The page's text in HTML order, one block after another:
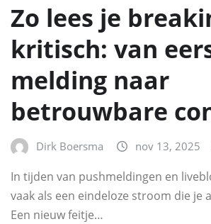
Zo lees je
kritisch: van
melding naar
betrouwbare
Dirk Boersma nov 13, 2025
In tijden van pushmeldingen en
vaak als een eindeloze stroom die je
Een nieuw feitje…